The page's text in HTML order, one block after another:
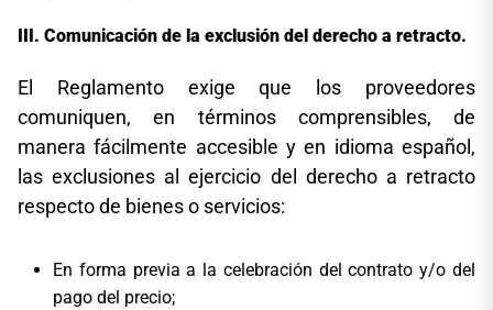
Comunicación de la exclusión del derecho a retracto.
El Reglamento exige que los proveedores
comuniquen, en términos comprensibles, de
manera fácilmente accesible y en idioma español,
las exclusiones al ejercicio del derecho a retracto
respecto de bienes o servicios:
En forma previa a la celebración del contrato y/o del
pago del precio;